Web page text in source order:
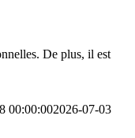
De plus, il est
00:00:002026-07-03